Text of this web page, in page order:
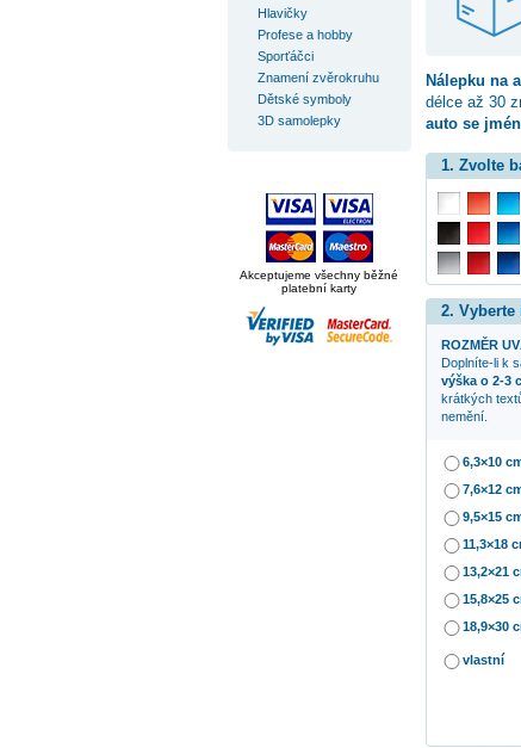
Hlavičky
Profese a hobby
Sporťáčci
Znamení zvěrokruhu
Dětské symboly
3D samolepky
Akceptujeme všechny běžné
platební karty
Nálepku na
délce až 30
auto se
1. Zvolte
2. Vyberte
ROZMĚR
Doplníte-li k
výška o 2-3
krátkých
nemění.
6,3×10
7,6×12
9,5×15
11,3×18
13,2×21
15,8×25
18,9×30
vlastní